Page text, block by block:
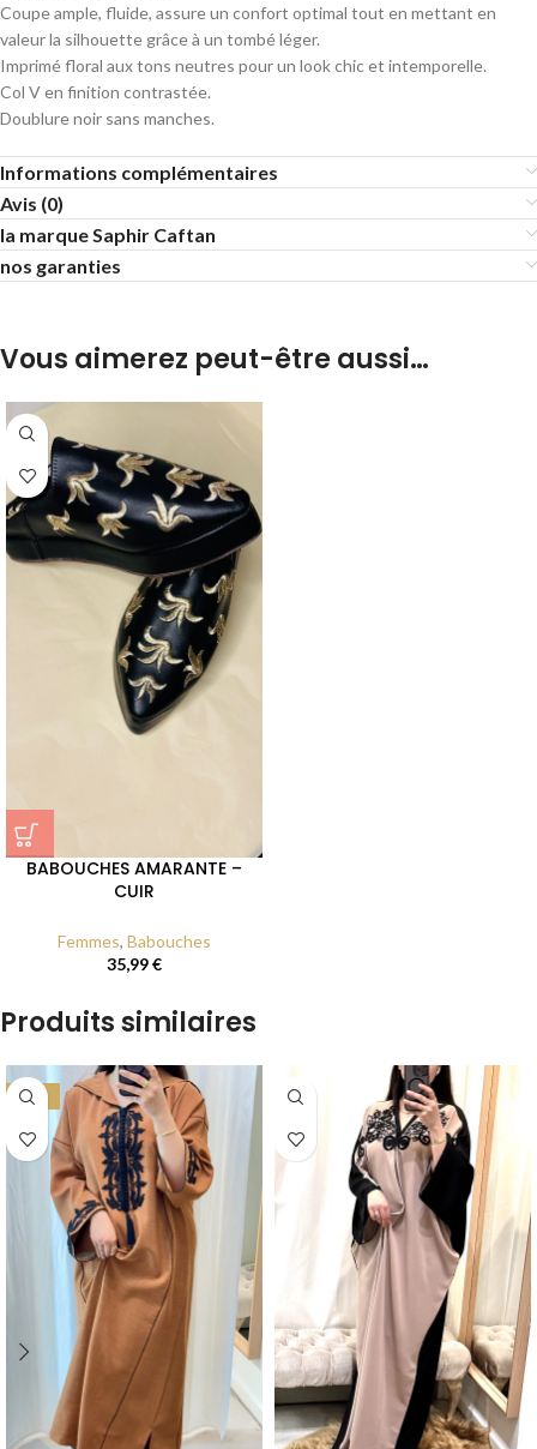
Coupe ample, fluide, assure un confort optimal tout en mettant en
valeur la silhouette grâce à un tombé léger.
Imprimé floral aux tons neutres pour un look chic et intemporelle.
Col V en finition contrastée.
Doublure noir sans manches.
Informations complémentaires
Avis (0)
la marque Saphir Caftan
nos garanties
Vous aimerez peut-être aussi…
BABOUCHES AMARANTE –
CUIR
Femmes, Babouches
35,99€
Produits similaires
-27%